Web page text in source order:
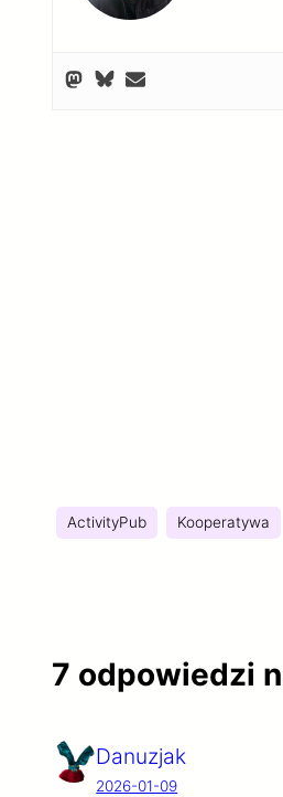
ActivityPub Kooperatywa
7 odpowiedzi
Danuzjak
2026-01-09